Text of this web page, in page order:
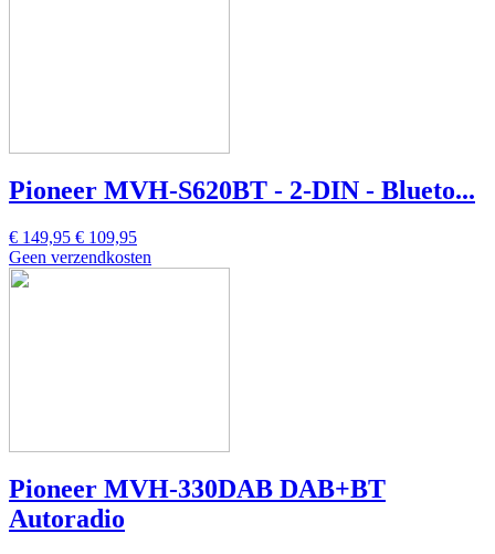
Pioneer MVH-S620BT - 2-DIN - Blueto...
€ 149,95 € 109,95
Geen verzendkosten
Pioneer MVH-330DAB DAB+BT
Autoradio